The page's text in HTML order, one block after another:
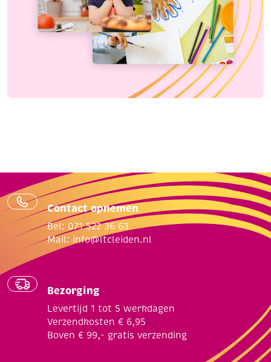
Contact opnemen
Bel: 071 522 36 63
Mail: info@ltcleiden.nl
Bezorging
Levertijd 1 tot 5 werkdagen
Verzendkosten € 6,95
Boven € 99,- gratis verzending